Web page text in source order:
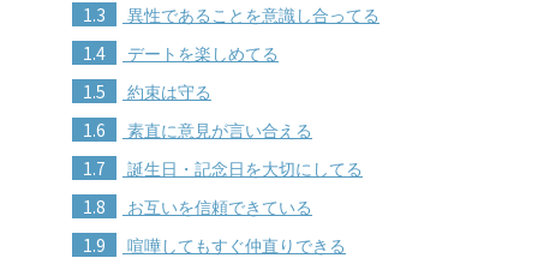
1.3 異性であることを意識し合ってる
1.4 デートを楽しめてる
1.5 約束は守る
1.6 素直に意見が言い合える
1.7 誕生日・記念日を大切にしてる
1.8 お互いを信頼できている
1.9 喧嘩してもすぐ仲直りできる